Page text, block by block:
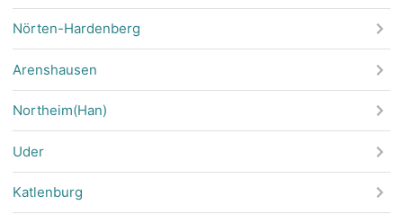
Nörten-Hardenberg
Arenshausen
Northeim(Han)
Uder
Katlenburg